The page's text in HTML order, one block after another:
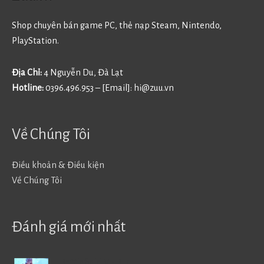
Shop chuyên bán game PC, thẻ nạp Steam, Nintendo,
PlayStation.
Địa Chỉ:4 Nguyễn Du, Đà Lạt
Hotline:0396.496.953 – [Email]: hi@zuu.vn
Về Chúng Tôi
Điều khoản & Điều kiện
Về Chúng Tôi
Đánh giá mới nhất